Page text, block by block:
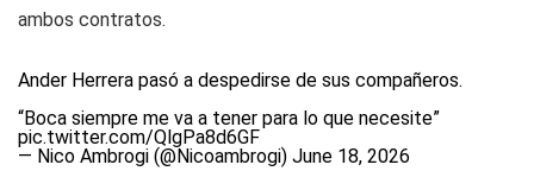
ambos contratos.
Ander Herrera pasó a despedirse de sus compañeros.
“Boca siempre me va a tener para lo que necesite”
pic.twitter.com/QlgPa8d6GF
— Nico Ambrogi (@Nicoambrogi) June 18, 2026